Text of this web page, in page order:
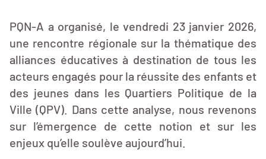
PQN-A a organisé, le vendredi 23 janvier 2026,
une rencontre régionale sur la thématique des
alliances éducatives à destination de tous les
acteurs engagés pour la réussite des enfants et
des jeunes dans les Quartiers Politique de la
Ville (QPV). Dans cette analyse, nous revenons
sur l’émergence de cette notion et sur les
enjeux qu’elle soulève aujourd’hui.